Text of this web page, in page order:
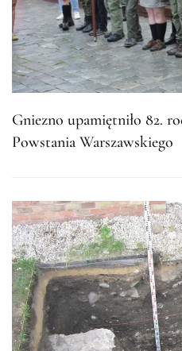
Gniezno upamiętniło 82.
Powstania Warszawskiego